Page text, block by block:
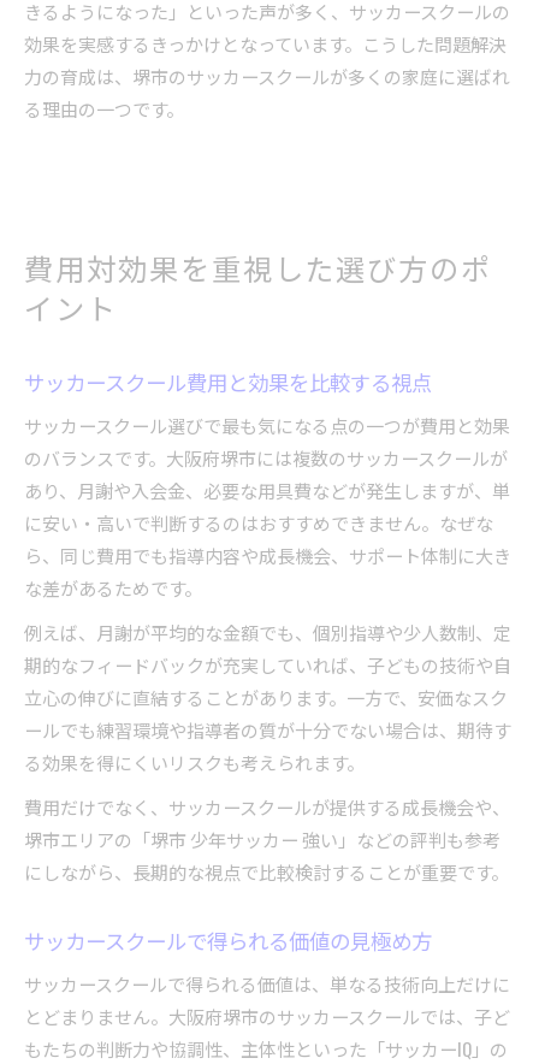
きるようになった」といった声が多く、サッカースクールの
効果を実感するきっかけとなっています。こうした問題解決
力の育成は、堺市のサッカースクールが多くの家庭に選ばれ
る理由の一つです。
費用対効果を重視した選び方のポ
イント
サッカースクール費用と効果を比較する視点
サッカースクール選びで最も気になる点の一つが費用と効果
のバランスです。大阪府堺市には複数のサッカースクールが
あり、月謝や入会金、必要な用具費などが発生しますが、単
に安い・高いで判断するのはおすすめできません。なぜな
ら、同じ費用でも指導内容や成長機会、サポート体制に大き
な差があるためです。
例えば、月謝が平均的な金額でも、個別指導や少人数制、定
期的なフィードバックが充実していれば、子どもの技術や自
立心の伸びに直結することがあります。一方で、安価なスク
ールでも練習環境や指導者の質が十分でない場合は、期待す
る効果を得にくいリスクも考えられます。
費用だけでなく、サッカースクールが提供する成長機会や、
堺市エリアの「堺市 少年サッカー 強い」などの評判も参考
にしながら、長期的な視点で比較検討することが重要です。
サッカースクールで得られる価値の見極め方
サッカースクールで得られる価値は、単なる技術向上だけに
とどまりません。大阪府堺市のサッカースクールでは、子ど
もたちの判断力や協調性、主体性といった「サッカーIQ」の